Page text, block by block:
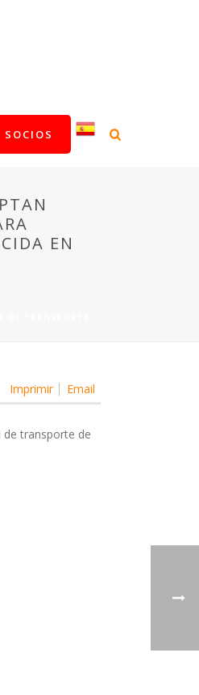
SOCIOS
EN
Imprimir Email
de transporte de